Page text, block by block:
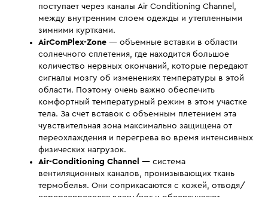
поступает через каналы Air Conditioning Channel,
между внутренним слоем одежды и утепленными
зимними куртками.
AirComPlex-Zone — объемные вставки в области
солнечного сплетения, где находится большое
количество нервных окончаний, которые передают
сигналы мозгу об изменениях температуры в этой
области. Поэтому очень важно обеспечить
комфортный температурный режим в этом участке
тела. За счет вставок с объемным плетением эта
чувствительная зона максимально защищена от
переохлаждения и перегрева во время интенсивных
физических нагрузок.
Air-Conditioning Channel — система
вентиляционных каналов, пронизывающих ткань
термобелья. Они соприкасаются с кожей, отводя/